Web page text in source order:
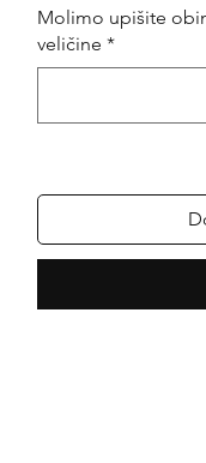
Molimo upišite
veličine *